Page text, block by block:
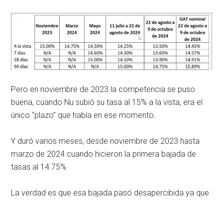
Pero en noviembre de 2023 la competencia se puso
buena, cuando Nu subió su tasa al 15% a la vista, era el
único “plazo” que había en ese momento.
Y duró varios meses, desde noviembre de 2023 hasta
marzo de 2024 cuando hicieron la primera bajada de
tasas al 14.75%.
La verdad es que esa bajada pasó desapercibida ya que